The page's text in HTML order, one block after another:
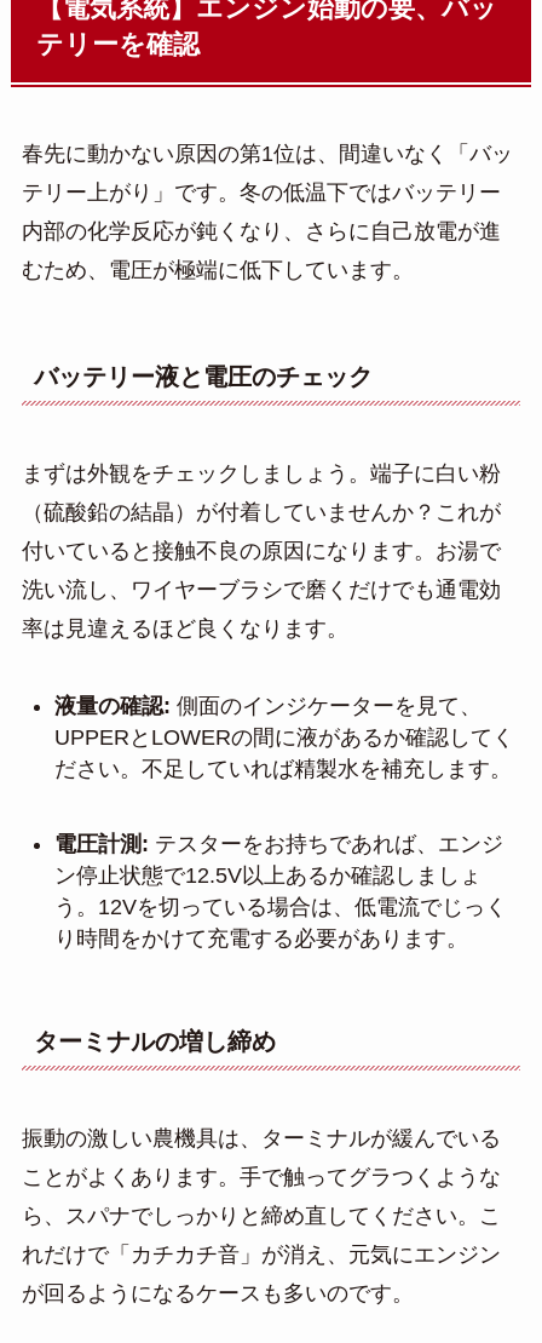
【電気系統】エンジン始動の要、バッ
テリーを確認
春先に動かない原因の第1位は、間違いなく「バッ
テリー上がり」です。冬の低温下ではバッテリー
内部の化学反応が鈍くなり、さらに自己放電が進
むため、電圧が極端に低下しています。
バッテリー液と電圧のチェック
まずは外観をチェックしましょう。端子に白い粉
（硫酸鉛の結晶）が付着していませんか？これが
付いていると接触不良の原因になります。お湯で
洗い流し、ワイヤーブラシで磨くだけでも通電効
率は見違えるほど良くなります。
液量の確認: 側面のインジケーターを見て、
UPPERとLOWERの間に液があるか確認してく
ださい。不足していれば精製水を補充します。
電圧計測: テスターをお持ちであれば、エンジ
ン停止状態で12.5V以上あるか確認しましょ
う。12Vを切っている場合は、低電流でじっく
り時間をかけて充電する必要があります。
ターミナルの増し締め
振動の激しい農機具は、ターミナルが緩んでいる
ことがよくあります。手で触ってグラつくような
ら、スパナでしっかりと締め直してください。こ
れだけで「カチカチ音」が消え、元気にエンジン
が回るようになるケースも多いのです。